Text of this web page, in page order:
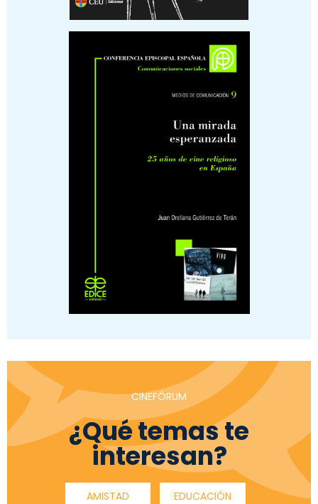
CINEFÓRUM
¿Qué temas te
interesan?
AMISTAD EDUCACIÓN